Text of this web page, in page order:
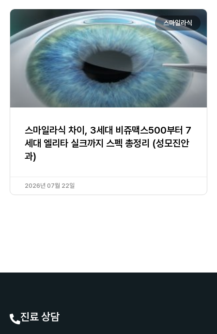
스마일라식
스마일라식 차이, 3세대 비쥬맥스500부터 7
세대 엘리타 실크까지 스펙 총정리 (성모진안
과)
2026년 07월 22일
진료 상담